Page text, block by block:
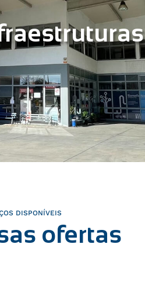
DISPONÍVEIS
ofertas